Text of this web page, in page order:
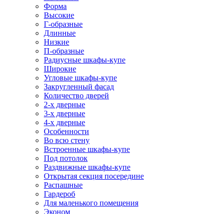
Форма
Высокие
Г-образные
Длинные
Низкие
П-образные
Радиусные шкафы-купе
Широкие
Угловые шкафы-купе
Закругленный фасад
Количество дверей
2-х дверные
3-х дверные
4-х дверные
Особенности
Во всю стену
Встроенные шкафы-купе
Под потолок
Раздвижные шкафы-купе
Открытая секция посередине
Распашные
Гардероб
Для маленького помещения
Эконом